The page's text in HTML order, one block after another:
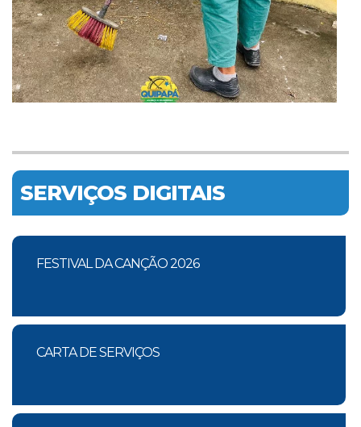
SERVIÇOS DIGITAIS
FESTIVAL DA CANÇÃO 2026
CARTA DE SERVIÇOS